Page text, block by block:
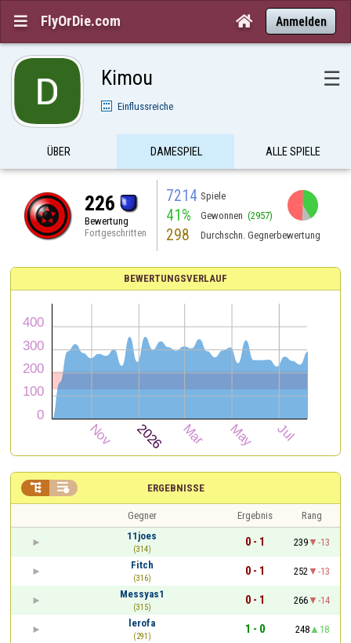
 FlyOrDie.com  Anmelden
Kimou ☰
Einflussreiche
ÜBER DAMESPIEL ALLE SPIELE
226
Bewertung
Fortgeschritten
7214 Spiele
41% Gewonnen (2957)
298 Durchschn. Gegnerbewertung
BEWERTUNGSVERLAUF
ERGEBNISSE
 
Gegner Ergebnis
Rang
11joes
(314)
0 - 1 239
-13
Fitch
(316)
0 - 1 252
-13
Messyas1
(315)
0 - 1 266
-14
lerofa
(291)
1 - 0 248
18